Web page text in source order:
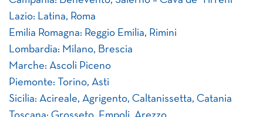
Lazio: Latina, Roma
Emilia Romagna: Reggio Emilia, Rimini
Lombardia: Milano, Brescia
Marche: Ascoli Piceno
Piemonte: Torino, Asti
Sicilia: Acireale, Agrigento, Caltanissetta, Catania